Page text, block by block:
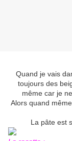
Quand je vais
toujours des
même car je
Alors quand
La pâte est